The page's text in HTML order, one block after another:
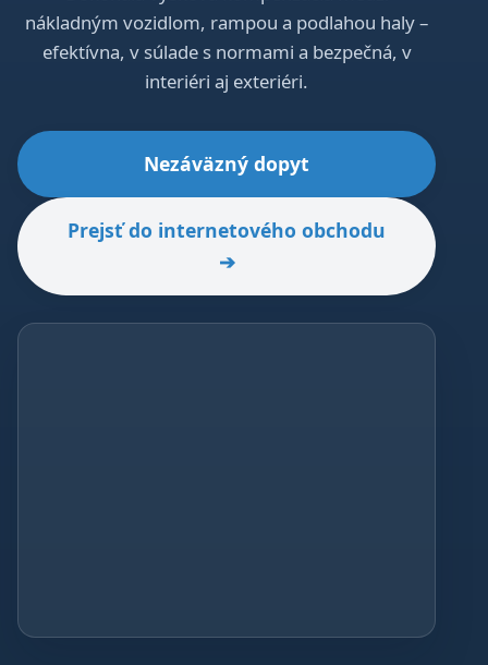
nákladným vozidlom, rampou a podlahou haly –
efektívna, v súlade s normami a bezpečná, v
interiéri aj exteriéri.
Nezáväzný dopyt
Prejsť do internetového obchodu
➔